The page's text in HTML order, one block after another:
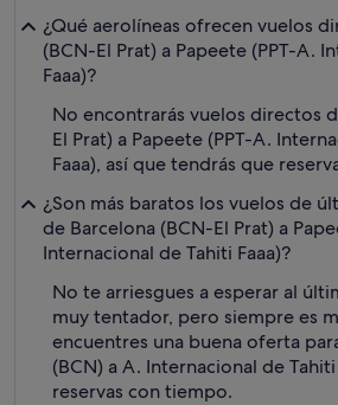
¿Qué aerolíneas ofrecen vuelos
(BCN-El Prat) a Papeete (PPT-A.
Faaa)?
No encontrarás vuelos directos
El Prat) a Papeete (PPT-A.
Faaa), así que tendrás que
¿Son más baratos los vuelos de
de Barcelona (BCN-El Prat) a
Internacional de Tahiti Faaa)?
No te arriesgues a esperar al
muy tentador, pero siempre es
encuentres una buena oferta
(BCN) a A. Internacional de Tahiti
reservas con tiempo.